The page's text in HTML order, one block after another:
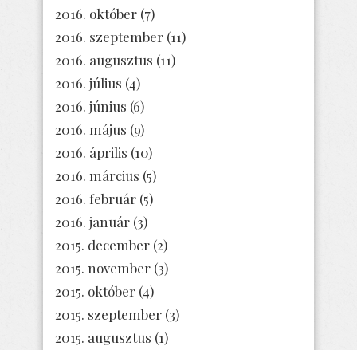
2016. október (7)
2016. szeptember (11)
2016. augusztus (11)
2016. július (4)
2016. június (6)
2016. május (9)
2016. április (10)
2016. március (5)
2016. február (5)
2016. január (3)
2015. december (2)
2015. november (3)
2015. október (4)
2015. szeptember (3)
2015. augusztus (1)